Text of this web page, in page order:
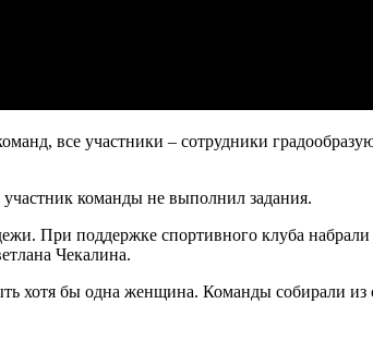
все участники – сотрудники
команды не выполнил задания.
При поддержке спортивного клуба
Чекалина.
хотя бы одна женщина. Команды собирали